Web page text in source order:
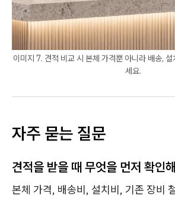
이미지 7. 견적 비교 시 본체 가격뿐 아니라 배송,
세요.
자주 묻는 질문
견적을 받을 때 무엇을 먼저 확인
본체 가격, 배송비, 설치비, 기존 장비